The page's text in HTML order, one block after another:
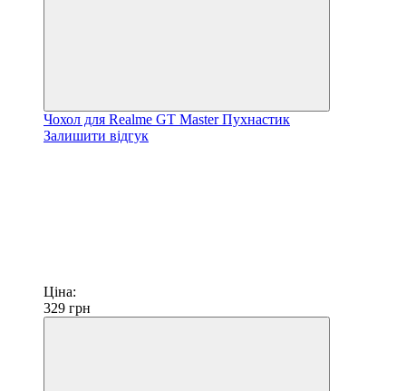
Чохол для Realme GT Master Пухнастик
Залишити відгук
Ціна:
329 грн